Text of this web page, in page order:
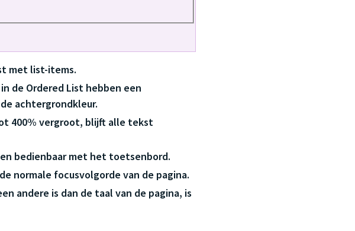
met list-items.
de Ordered List hebben een
achtergrondkleur.
400% vergroot, blijft alle tekst
bedienbaar met het toetsenbord.
normale focusvolgorde van de pagina.
andere is dan de taal van de pagina, is